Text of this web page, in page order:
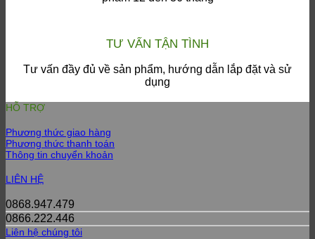
TƯ VẤN TẬN TÌNH
Tư vấn đầy đủ về sản phẩm, hướng dẫn lắp đặt và sử
dụng
HỖ TRỢ
Phương thức giao hàng
Phương thức thanh toán
Thông tin chuyển khoản
LIÊN HỆ
0868.947.479
0866.222.446
Liên hệ chúng tôi